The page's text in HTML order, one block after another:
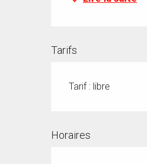
Tarifs
Tarif : libre
Horaires